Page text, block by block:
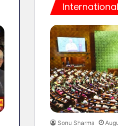
International
Sonu Sharma